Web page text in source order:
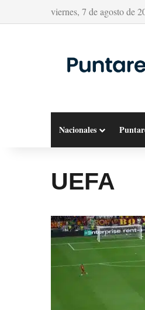
viernes, 7 de agosto de
Nacionales
UEFA